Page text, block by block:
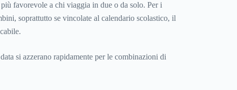
favorevole a chi viaggia in due o da solo. Per i
soprattutto se vincolate al calendario scolastico, il
si azzerano rapidamente per le combinazioni di